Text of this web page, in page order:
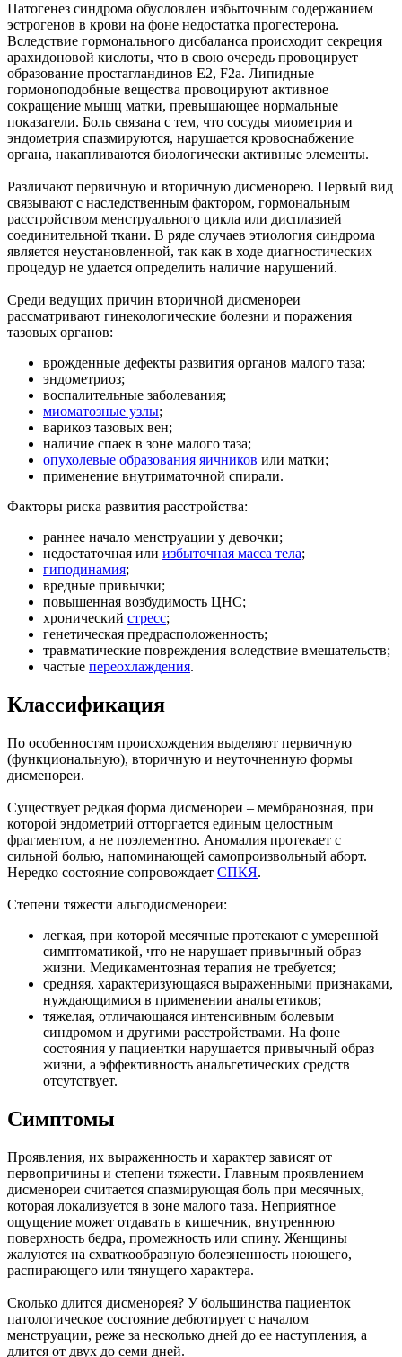
Патогенез синдрома обусловлен избыточным содержанием
эстрогенов в крови на фоне недостатка прогестерона.
Вследствие гормонального дисбаланса происходит секреция
арахидоновой кислоты, что в свою очередь провоцирует
образование простагландинов E2, F2a. Липидные
гормоноподобные вещества провоцируют активное
сокращение мышц матки, превышающее нормальные
показатели. Боль связана с тем, что сосуды миометрия и
эндометрия спазмируются, нарушается кровоснабжение
органа, накапливаются биологически активные элементы.
Различают первичную и вторичную дисменорею. Первый вид
связывают с наследственным фактором, гормональным
расстройством менструального цикла или дисплазией
соединительной ткани. В ряде случаев этиология синдрома
является неустановленной, так как в ходе диагностических
процедур не удается определить наличие нарушений.
Среди ведущих причин вторичной дисменореи
рассматривают гинекологические болезни и поражения
тазовых органов:
врожденные дефекты развития органов малого таза;
эндометриоз;
воспалительные заболевания;
миоматозные узлы;
варикоз тазовых вен;
наличие спаек в зоне малого таза;
опухолевые образования яичников или матки;
применение внутриматочной спирали.
Факторы риска развития расстройства:
раннее начало менструации у девочки;
недостаточная или избыточная масса тела;
гиподинамия;
вредные привычки;
повышенная возбудимость ЦНС;
хронический стресс;
генетическая предрасположенность;
травматические повреждения вследствие вмешательств;
частые переохлаждения.
Классификация
По особенностям происхождения выделяют первичную
(функциональную), вторичную и неуточненную формы
дисменореи.
Существует редкая форма дисменореи – мембранозная, при
которой эндометрий отторгается единым целостным
фрагментом, а не поэлементно. Аномалия протекает с
сильной болью, напоминающей самопроизвольный аборт.
Нередко состояние сопровождает СПКЯ.
Степени тяжести альгодисменореи:
легкая, при которой месячные протекают с умеренной
симптоматикой, что не нарушает привычный образ
жизни. Медикаментозная терапия не требуется;
средняя, характеризующаяся выраженными признаками,
нуждающимися в применении анальгетиков;
тяжелая, отличающаяся интенсивным болевым
синдромом и другими расстройствами. На фоне
состояния у пациентки нарушается привычный образ
жизни, а эффективность анальгетических средств
отсутствует.
Симптомы
Проявления, их выраженность и характер зависят от
первопричины и степени тяжести. Главным проявлением
дисменореи считается спазмирующая боль при месячных,
которая локализуется в зоне малого таза. Неприятное
ощущение может отдавать в кишечник, внутреннюю
поверхность бедра, промежность или спину. Женщины
жалуются на схваткообразную болезненность ноющего,
распирающего или тянущего характера.
Сколько длится дисменорея? У большинства пациенток
патологическое состояние дебютирует с началом
менструации, реже за несколько дней до ее наступления, а
длится от двух до семи дней.